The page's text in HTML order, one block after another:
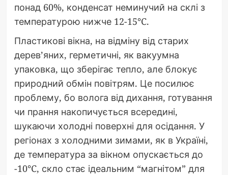
понад 60%, конденсат неминучий на склі з
температурою нижче 12-15°C.
Пластикові вікна, на відміну від старих
дерев’яних, герметичні, як вакуумна
упаковка, що зберігає тепло, але блокує
природний обмін повітрям. Це посилює
проблему, бо волога від дихання, готування
чи прання накопичується всередині,
шукаючи холодні поверхні для осідання. У
регіонах з холодними зимами, як в Україні,
де температура за вікном опускається до
-10°C, скло стає ідеальним “магнітом” для